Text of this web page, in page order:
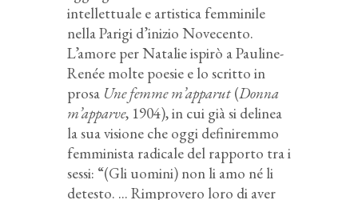
intellettuale e artistica femminile
nella Parigi d’inizio Novecento.
L’amore per Natalie ispirò a Pauline-
Renée molte poesie e lo scritto in
prosa Une femme m’apparut (Donna
m’apparve, 1904), in cui già si delinea
la sua visione che oggi definiremmo
femminista radicale del rapporto tra i
sessi: “(Gli uomini) non li amo né li
detesto. ... Rimprovero loro di aver